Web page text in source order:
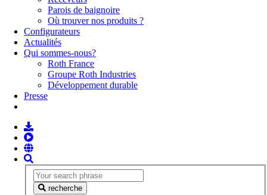
Parois de baignoire
Où trouver nos produits ?
Configurateurs
Actualités
Qui sommes-nous?
Roth France
Groupe Roth Industries
Développement durable
Presse
recherche